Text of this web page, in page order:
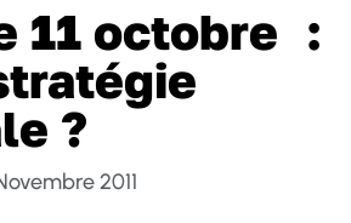
11 octobre :
?
2011